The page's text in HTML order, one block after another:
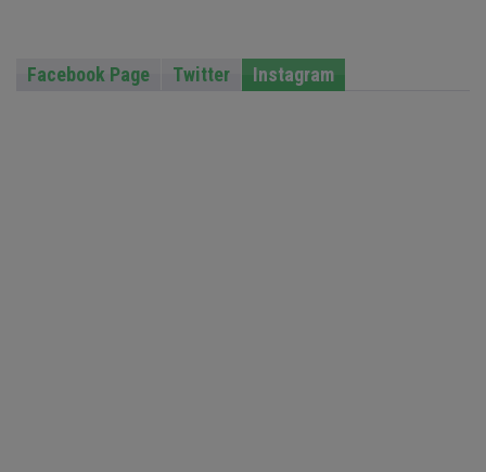
Facebook Page Twitter Instagram